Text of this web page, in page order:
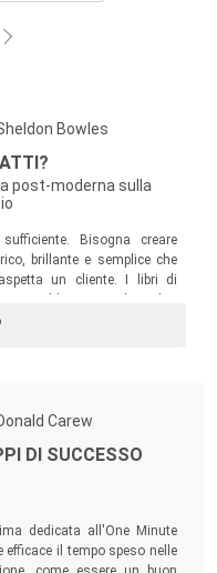
Bowles
post-moderna sulla
Bisogna creare
brillante e semplice che
un cliente. I libri di
Carew
DI SUCCESSO
dedicata all'One Minute
efficace il tempo speso nelle